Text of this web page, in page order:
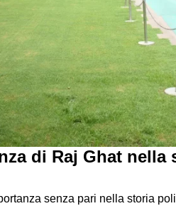
di Raj Ghat nella
senza pari nella storia